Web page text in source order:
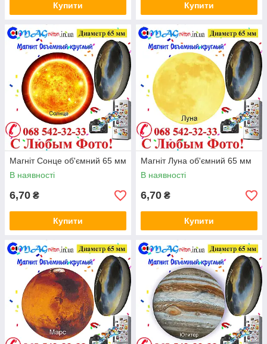
Купити Купити
Магніт Сонце об'ємний 65 мм
В наявності
6,70 ₴
Купити
Магніт Луна об'ємний 65 мм
В наявності
6,70 ₴
Купити